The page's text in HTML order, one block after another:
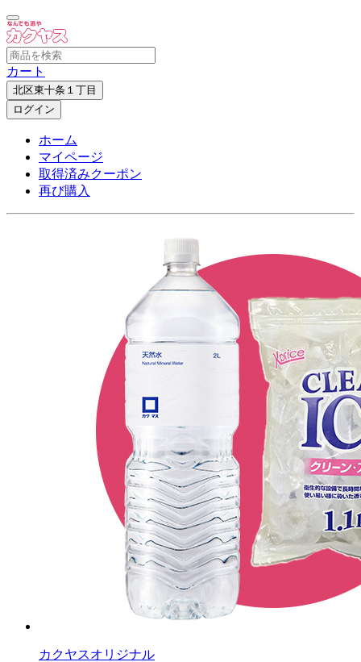
カート
北区東十条１丁目
ログイン
ホーム
マイページ
取得済みクーポン
再び購入
カクヤスオリジナル